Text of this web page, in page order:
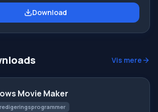
til MP3 eller omvendt med et tryk på en
tilføjelse er tilstedeværelsen af en
Download
Vis mere
Movie Maker